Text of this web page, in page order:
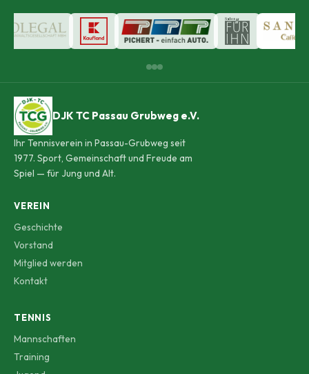
DJK TC Passau Grubweg e.V.
Ihr Tennisverein in Passau-Grubweg seit
1977. Sport, Gemeinschaft und Freude am
Spiel — für Jung und Alt.
VEREIN
Geschichte
Vorstand
Mitglied werden
Kontakt
TENNIS
Mannschaften
Training